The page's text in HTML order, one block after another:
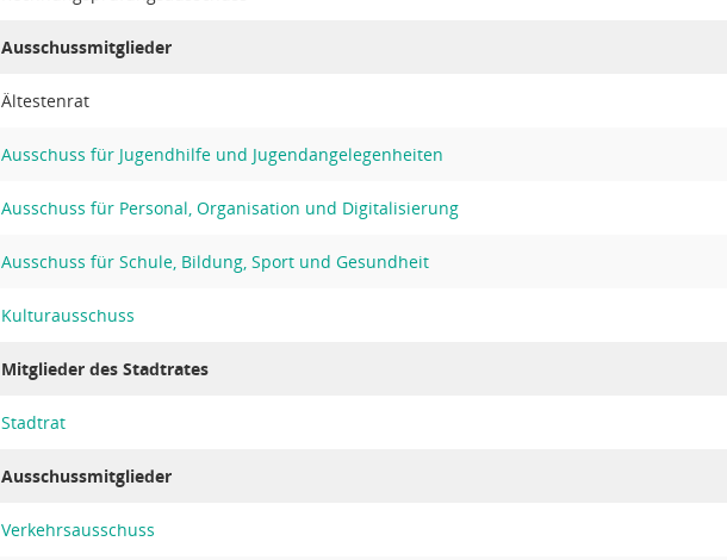
Ausschussmitglieder
Ältestenrat
Ausschuss für Jugendhilfe und Jugendangelegenheiten
Ausschuss für Personal, Organisation und Digitalisierung
Ausschuss für Schule, Bildung, Sport und Gesundheit
Kulturausschuss
Mitglieder des Stadtrates
Stadtrat
Ausschussmitglieder
Verkehrsausschuss